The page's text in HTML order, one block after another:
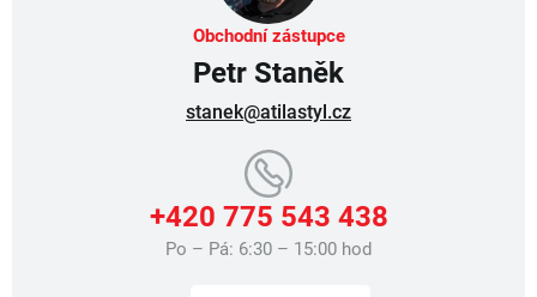
Obchodní zástupce
Petr Staněk
stanek@atilastyl.cz
+420 775 543 438
Po – Pá: 6:30 – 15:00 hod